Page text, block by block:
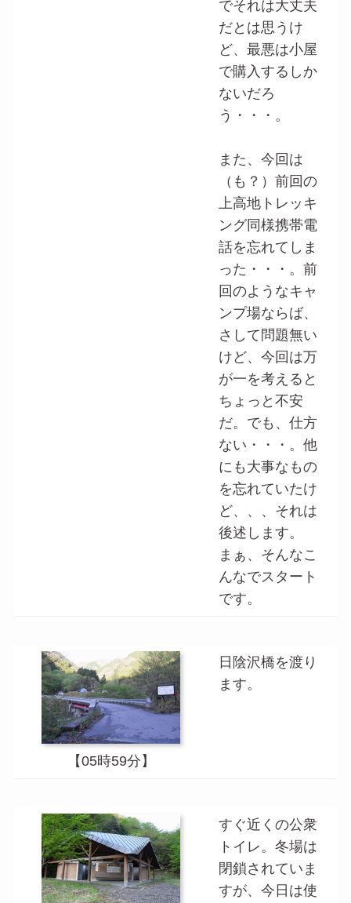
でそれは大丈夫
だとは思うけ
ど、最悪は小屋
で購入するしか
ないだろ
う・・・。
また、今回は
（も？）前回の
上高地トレッキ
ング同様携帯電
話を忘れてしま
った・・・。前
回のようなキャ
ンプ場ならば、
さして問題無い
けど、今回は万
が一を考えると
ちょっと不安
だ。でも、仕方
ない・・・。他
にも大事なもの
を忘れていたけ
ど、、、それは
後述します。
まぁ、そんなこ
んなでスタート
です。
【05時59分】
日陰沢橋を渡り
ます。
すぐ近くの公衆
トイレ。冬場は
閉鎖されていま
すが、今日は使